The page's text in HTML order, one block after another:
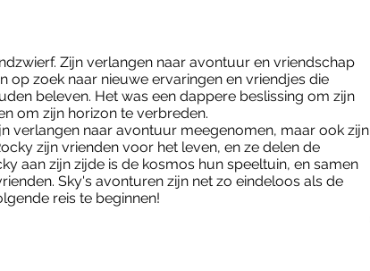
Zijn verlangen naar avontuur en vriendschap
zoek naar nieuwe ervaringen en vriendjes die
beleven. Het was een dappere beslissing om zijn
om zijn horizon te verbreden.
verlangen naar avontuur meegenomen, maar ook zijn
zijn vrienden voor het leven, en ze delen de
aan zijn zijde is de kosmos hun speeltuin, en samen
Sky's avonturen zijn net zo eindeloos als de
reis te beginnen!